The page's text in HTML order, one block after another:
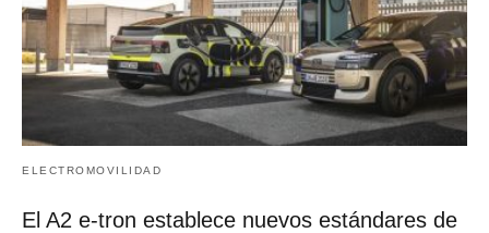
ELECTROMOVILIDAD
El A2 e-tron establece nuevos estándares de